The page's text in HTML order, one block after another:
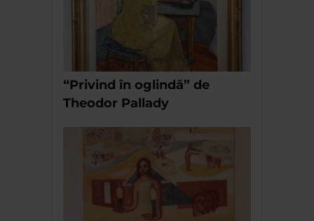
“Privind în oglindă” de
Theodor Pallady